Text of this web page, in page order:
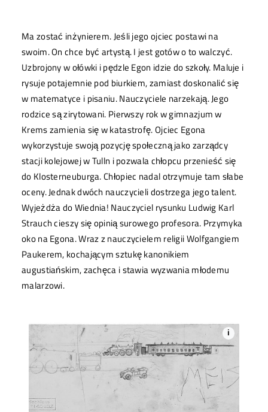
Ma zostać inżynierem. Jeśli jego ojciec postawi na
swoim. On chce być artystą. I jest gotów o to walczyć.
Uzbrojony w ołówki i pędzle Egon idzie do szkoły. Maluje i
rysuje potajemnie pod biurkiem, zamiast doskonalić się
w matematyce i pisaniu. Nauczyciele narzekają. Jego
rodzice są zirytowani. Pierwszy rok w gimnazjum w
Krems zamienia się w katastrofę. Ojciec Egona
wykorzystuje swoją pozycję społeczną jako zarządcy
stacji kolejowej w Tulln i pozwala chłopcu przenieść się
do Klosterneuburga. Chłopiec nadal otrzymuje tam słabe
oceny. Jednak dwóch nauczycieli dostrzega jego talent.
Wyjeżdża do Wiednia! Nauczyciel rysunku Ludwig Karl
Strauch cieszy się opinią surowego profesora. Przymyka
oko na Egona. Wraz z nauczycielem religii Wolfgangiem
Paukerem, kochającym sztukę kanonikiem
augustiańskim, zachęca i stawia wyzwania młodemu
malarzowi.
i